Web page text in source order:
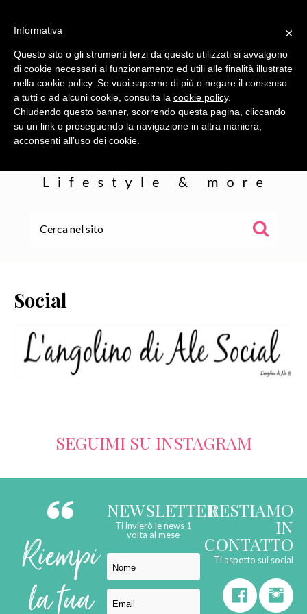
SERVIZI
Social
SEGUIMI SU INSTAGRAM
Riempi
la tua
NEWSLETTER
Ti invierò le news 1
volta al mese
RESTIAMO
IN
CONTATTO
Ti aspetto sui social
×
Informativa
Questo sito o gli strumenti terzi da questo utilizzati si avvalgono
di cookie necessari al funzionamento ed utili alle finalità illustrate
nella cookie policy. Se vuoi saperne di più o negare il consenso
a tutti o ad alcuni cookie, consulta la cookie policy.
Chiudendo questo banner, scorrendo questa pagina, cliccando
su un link o proseguendo la navigazione in altra maniera,
acconsenti all’uso dei cookie.